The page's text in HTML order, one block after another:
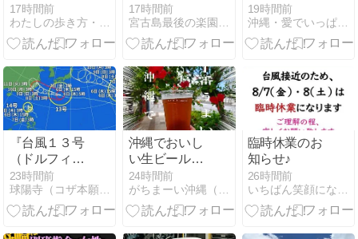
だ！～海と夜
の街と夕焼け
とナイトマー
｜2026.6タイ
17時間前
て今日で81歳
の誕生日で、
青春真っ只中
17時間前
昨日の青空や
花を見て癒さ
れようと思い
19時間前
沖縄・愛でいっぱいの地球
『台風１３号
（ドルフィ
ン）・臨時休
業②』 球陽寺
（コザ本願
23時間前
沖縄でおいし
い生ビールが
飲めるお店
24時間前
臨時休業のお
知らせ♪
26時間前